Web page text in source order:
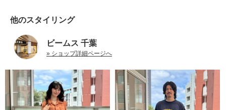
他のスタイリング
ビームス 千葉
» ショップ詳細ページへ